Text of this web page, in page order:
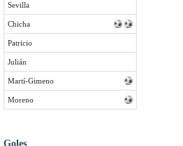
Sevilla
Chicha
Patricio
Julián
Martí-Gimeno
Moreno
Goles